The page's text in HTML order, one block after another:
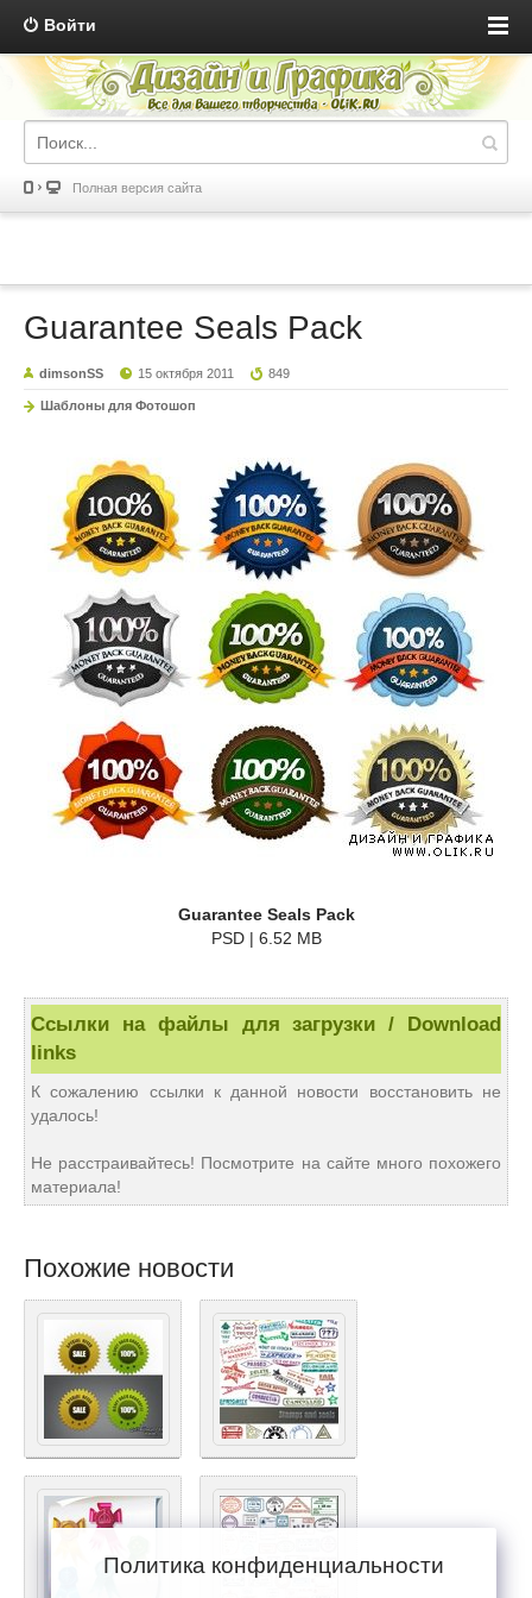
Войти
Полная версия сайта
Guarantee Seals Pack
dimsonSS 15 октября 2011 849
Шаблоны для Фотошоп
Guarantee Seals Pack
PSD | 6.52 MB
Ссылки на файлы для загрузки / Download
links
К сожалению ссылки к данной новости восстановить не
удалось!
Не расстраивайтесь! Посмотрите на сайте много похожего
материала!
Похожие новости
Политика конфиденциальности